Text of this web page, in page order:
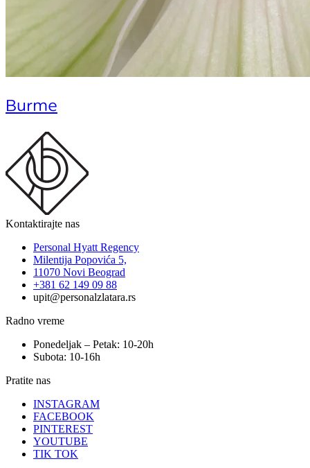
Burme
Kontaktirajte nas
Personal Hyatt Regency
Milentija Popovića 5,
11070 Novi Beograd
+381 62 149 09 88
upit@personalzlatara.rs
Radno vreme
Ponedeljak – Petak: 10-20h
Subota: 10-16h
Pratite nas
INSTAGRAM
FACEBOOK
PINTEREST
YOUTUBE
TIK TOK